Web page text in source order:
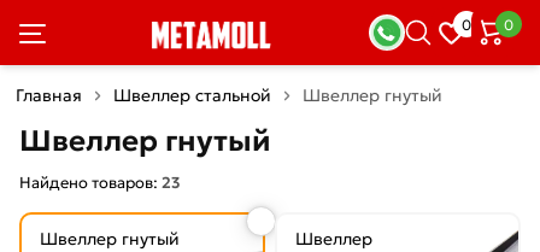
0 0
Главная Швеллер стальной Швеллер гнутый
Швеллер гнутый
Найдено товаров: 23
Швеллер гнутый
Швеллер
Фильтры
×
скидкой